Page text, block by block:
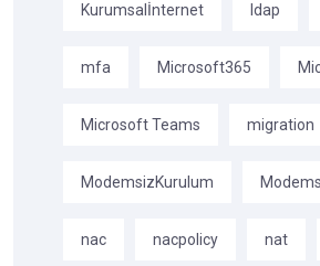
Kurumsalİnternet ldap
mfa Microsoft365
Microsoft Teams migration
ModemsizKurulum
nac nacpolicy nat